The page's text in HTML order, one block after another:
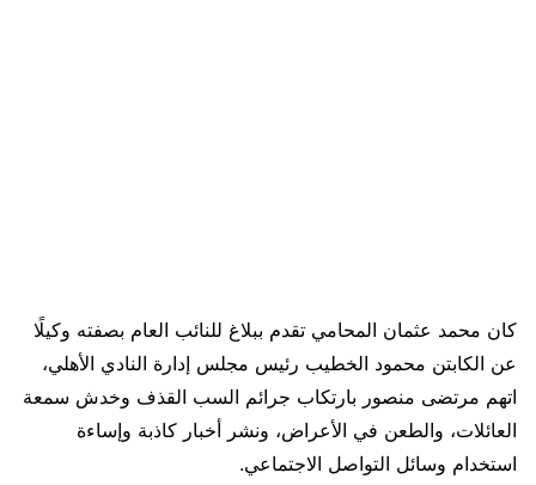
كان محمد عثمان المحامي تقدم ببلاغ للنائب العام بصفته وكيلًا
عن الكابتن محمود الخطيب رئيس مجلس إدارة النادي الأهلي،
اتهم مرتضى منصور بارتكاب جرائم السب القذف وخدش سمعة
العائلات، والطعن في الأعراض، ونشر أخبار كاذبة وإساءة
استخدام وسائل التواصل الاجتماعي.